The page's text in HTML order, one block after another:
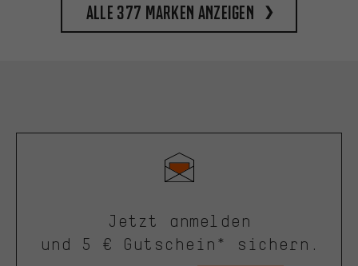
Alle 377 Marken anzeigen
Jetzt anmelden
und 5 € Gutschein* sichern.